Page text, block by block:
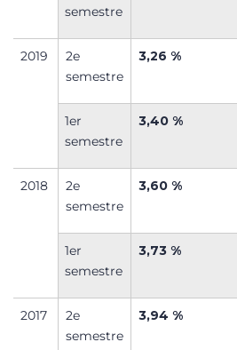
semestre
2019 2e
semestre
3,26 %
1er
semestre
3,40 %
2018 2e
semestre
3,60 %
1er
semestre
3,73 %
2017 2e
semestre
3,94 %